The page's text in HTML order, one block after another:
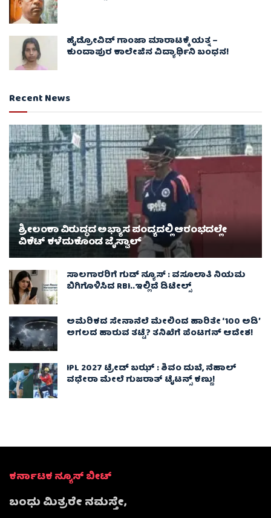
ಹೈಡ್ರೋವಿಡ್ ಗಾಂಜಾ ಮಾರಾಟಕ್ಕೆ ಯತ್ನ –
ಕುಂದಾಪುರ ಕಾಲೇಜಿನ ವಿದ್ಯಾರ್ಥಿನಿ ಬಂಧನ!
Recent News
ಶ್ರೀಲಂಕಾ ವಿರುದ್ಧದ ಅಭ್ಯಾಸ ಪಂದ್ಯದಲ್ಲಿ ಆರಂಭದಲ್ಲೇ
ವಿಕೆಟ್ ಕಳೆದುಕೊಂಡ ಜೈಸ್ವಾಲ್
ಸಾಲಗಾರರಿಗೆ ಗುಡ್ ನ್ಯೂಸ್ : ವಸೂಲಾತಿ ನಿಯಮ
ಬಿಗಿಗೊಳಿಸಿದ RBI..ಇಲ್ಲಿದೆ ಡಿಟೇಲ್ಸ್
ಅಮೆರಿಕದ ಸೇನಾನೆಲೆ ಮೇಲಿಂದ ಹಾರಿತೇ ‘100 ಅಡಿ’
ಅಗಲದ ಹಾರುವ ತಟ್ಟೆ? ತನಿಖೆಗೆ ಪೆಂಟಗನ್ ಆದೇಶ!
IPL 2027 ಟ್ರೇಡ್‌ ಬಝ್ : ಶಿವಂ ದುಬೆ, ನೆಹಾಲ್
ವಧೇರಾ ಮೇಲೆ ಗುಜರಾತ್ ಟೈಟನ್ಸ್ ಕಣ್ಣು!
ಕರ್ನಾಟಕ ನ್ಯೂಸ್ ಬೀಟ್
ಬಂಧು ಮಿತ್ರರೇ ನಮಸ್ತೇ,